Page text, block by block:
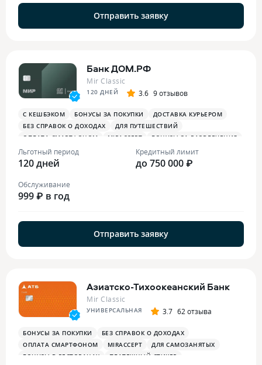
Отправить заявку
Банк ДОМ.РФ
Mir Classic
120 ДНЕЙ 3.6 9 отзывов
С КЕШБЭКОМ БОНУСЫ ЗА ПОКУПКИ
ДОСТАВКА КУРЬЕРОМ
БЕЗ СПРАВОК О ДОХОДАХ
ДЛЯ ПУТЕШЕСТВИЙ
ОПЛАТА СМАРТФОНОМ
MIRACCEPT
БОНУСЫ ЗА РАЗВЛЕЧЕНИЯ
БОНУСЫ В РЕСТОРАНАХ
Льготный период
120 дней
Кредитный лимит
до 750 000 ₽
Обслуживание
999 ₽ в год
Отправить заявку
Азиатско-Тихоокеанский Банк
Mir Classic
УНИВЕРСАЛЬНАЯ 3.7 62 отзыва
БОНУСЫ ЗА ПОКУПКИ
БЕЗ СПРАВОК О ДОХОДАХ
ОПЛАТА СМАРТФОНОМ
MIRACCEPT
ДЛЯ САМОЗАНЯТЫХ
БОНУСЫ В РЕСТОРАНАХ
ПЛАТЕЖНЫЙ СТИКЕР